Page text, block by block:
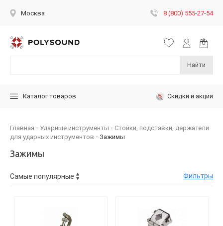
Москва 8 (800) 555-27-54
Найти
Каталог товаров Скидки и акции
Главная Ударные инструменты
Стойки, подставки, держатели
для ударных инструментов
Зажимы
Зажимы
Фильтры